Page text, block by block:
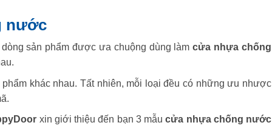
nước
sản phẩm được ưa chuộng dùng làmcửa nhựa chống
khác nhau. Tất nhiên, mỗi loại đều có những ưu nhược
xin giới thiệu đến bạn 3 mẫucửa nhựa chống nước